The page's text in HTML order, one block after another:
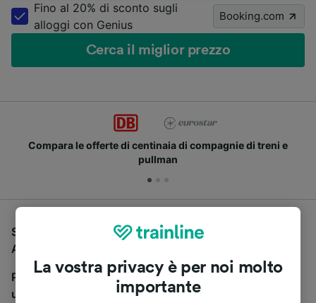
Fino al 20% di sconto sugli
alloggi con Genius
Booking.com
Cerca il miglior prezzo
Compara le offerte di centinaia di compagnie di treni e
pullman
Se stai cercando un pullman per viaggiare da
Amburgo a Greifswald, sei nel posto giusto.
Per trovare i biglietti dei pullman, è sufficiente avviare
una ricerca in alto, e compareremo i tempi e i costi del
La vostra privacy è per noi molto
importante